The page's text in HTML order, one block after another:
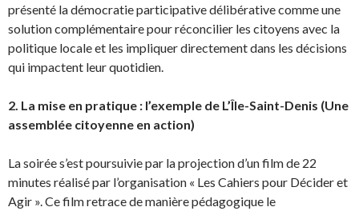
présenté la démocratie participative délibérative comme une
solution complémentaire pour réconcilier les citoyens avec la
politique locale et les impliquer directement dans les décisions
qui impactent leur quotidien.
2. La mise en pratique : l’exemple de L’Île-Saint-Denis (Une
assemblée citoyenne en action)
La soirée s’est poursuivie par la projection d’un film de 22
minutes réalisé par l’organisation « Les Cahiers pour Décider et
Agir ». Ce film retrace de manière pédagogique le